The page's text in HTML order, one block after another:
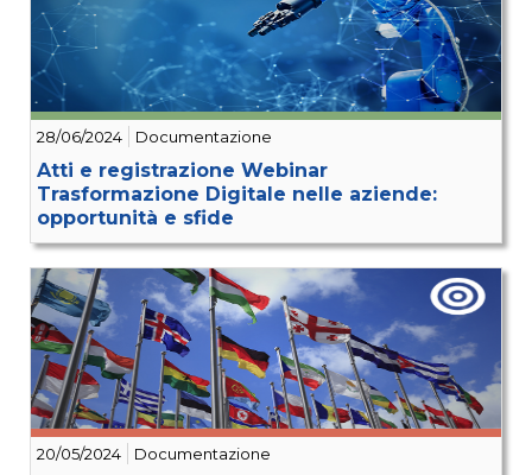
28/06/2024 Documentazione
Atti e registrazione Webinar
Trasformazione Digitale nelle aziende:
opportunità e sfide
20/05/2024 Documentazione